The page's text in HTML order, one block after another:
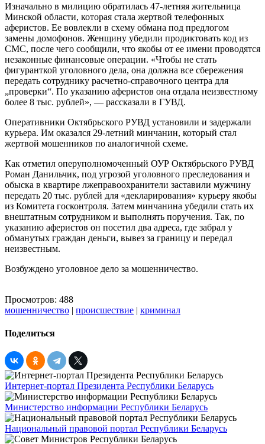
Изначально в милицию обратилась 47-летняя жительница
Минской области, которая стала жертвой телефонных
аферистов. Ее вовлекли в схему обмана под предлогом
замены домофонов. Женщину убедили продиктовать код из
СМС, после чего сообщили, что якобы от ее имени проводятся
незаконные финансовые операции. «Чтобы не стать
фигуранткой уголовного дела, она должна все сбережения
передать сотруднику расчетно-справочного центра для
„проверки“. По указанию аферистов она отдала неизвестному
более 8 тыс. рублей», — рассказали в ГУВД.
Оперативники Октябрьского РУВД установили и задержали
курьера. Им оказался 29-летний минчанин, который стал
жертвой мошенников по аналогичной схеме.
Как отметил оперуполномоченный ОУР Октябрьского РУВД
Роман Данильчик, под угрозой уголовного преследования и
обыска в квартире лжеправоохранители заставили мужчину
передать 20 тыс. рублей для «декларирования» курьеру якобы
из Комитета госконтроля. Затем минчанина убедили стать их
внештатным сотрудником и выполнять поручения. Так, по
указанию аферистов он посетил два адреса, где забрал у
обманутых граждан деньги, вывез за границу и передал
неизвестным.
Возбуждено уголовное дело за мошенничество.
Просмотров: 488
мошенничество | происшествие | криминал
Поделиться
Интернет-портал Президента Республики Беларусь
Министерство информации Республики Беларусь
Национальный правовой портал Республики Беларусь